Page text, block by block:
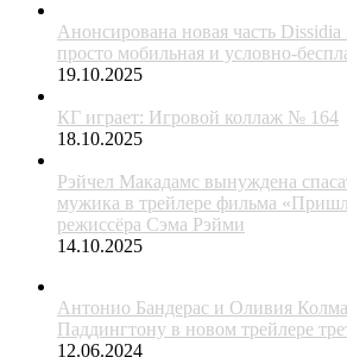
Анонсирована новая часть
просто мобильная и условно-
19.10.2025
КГ играет: Игровой коллаж № 164
18.10.2025
Рэйчел Макадамс вынуждена
мужика в трейлере фильма
режиссёра Сэма Рэйми
14.10.2025
Антонио Бандерас и Оливия
Паддингтону в новом трейлере
12.06.2024